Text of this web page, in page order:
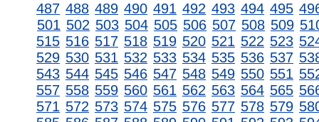
487 488 489 490 491 492 493 494 495
501 502 503 504 505 506 507 508 509
515 516 517 518 519 520 521 522 523
529 530 531 532 533 534 535 536 537
543 544 545 546 547 548 549 550 551
557 558 559 560 561 562 563 564 565
571 572 573 574 575 576 577 578 579